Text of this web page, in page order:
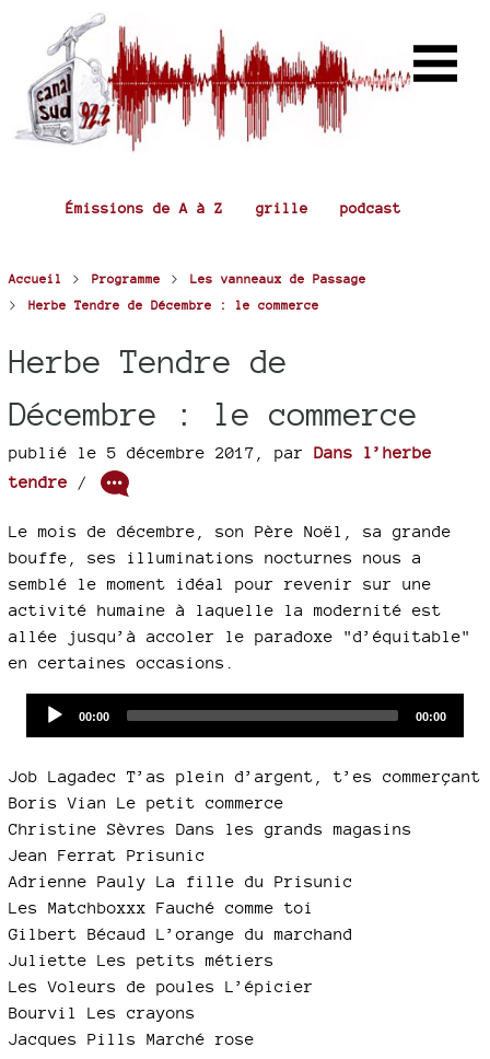
Émissions de A à Z grille podcast
Accueil > Programme > Les vanneaux de Passage
> Herbe Tendre de Décembre : le commerce
Herbe Tendre de
Décembre : le commerce
publié le 5 décembre 2017 par Dans l’herbe
tendre /
Le mois de décembre, son Père Noël, sa grande
bouffe, ses illuminations nocturnes nous a
semblé le moment idéal pour revenir sur une
activité humaine à laquelle la modernité est
allée jusqu’à accoler le paradoxe "d’équitable"
en certaines occasions.
Current
00:00
Total
00:00
Job Lagadec T’as plein d’argent, t’es commerçant
Boris Vian Le petit commerce
Christine Sèvres Dans les grands magasins
Jean Ferrat Prisunic
Adrienne Pauly La fille du Prisunic
Les Matchboxxx Fauché comme toi
Gilbert Bécaud L’orange du marchand
Juliette Les petits métiers
Les Voleurs de poules L’épicier
Bourvil Les crayons
Jacques Pills Marché rose